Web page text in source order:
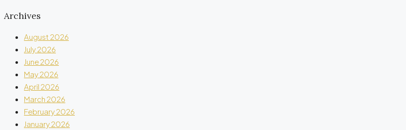
Archives
August 2026
July 2026
June 2026
May 2026
April 2026
March 2026
February 2026
January 2026